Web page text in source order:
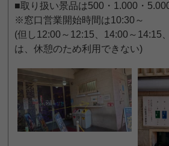
■取り扱い景品は500・1.000・
※窓口営業開始時間は10:30～
(但し12:00～12:15、14:00～14:15
は、休憩のため利用できない)